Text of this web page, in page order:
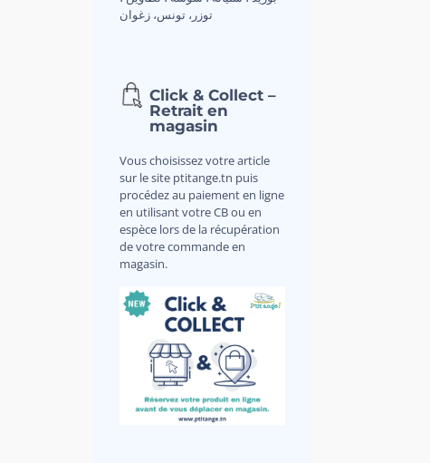
توزر، تونس، زغوان
Click & Collect –
Retrait en
magasin
Vous choisissez votre article
sur le site ptitange.tn puis
procédez au paiement en ligne
en utilisant votre CB ou en
espèce lors de la récupération
de votre commande en
magasin.